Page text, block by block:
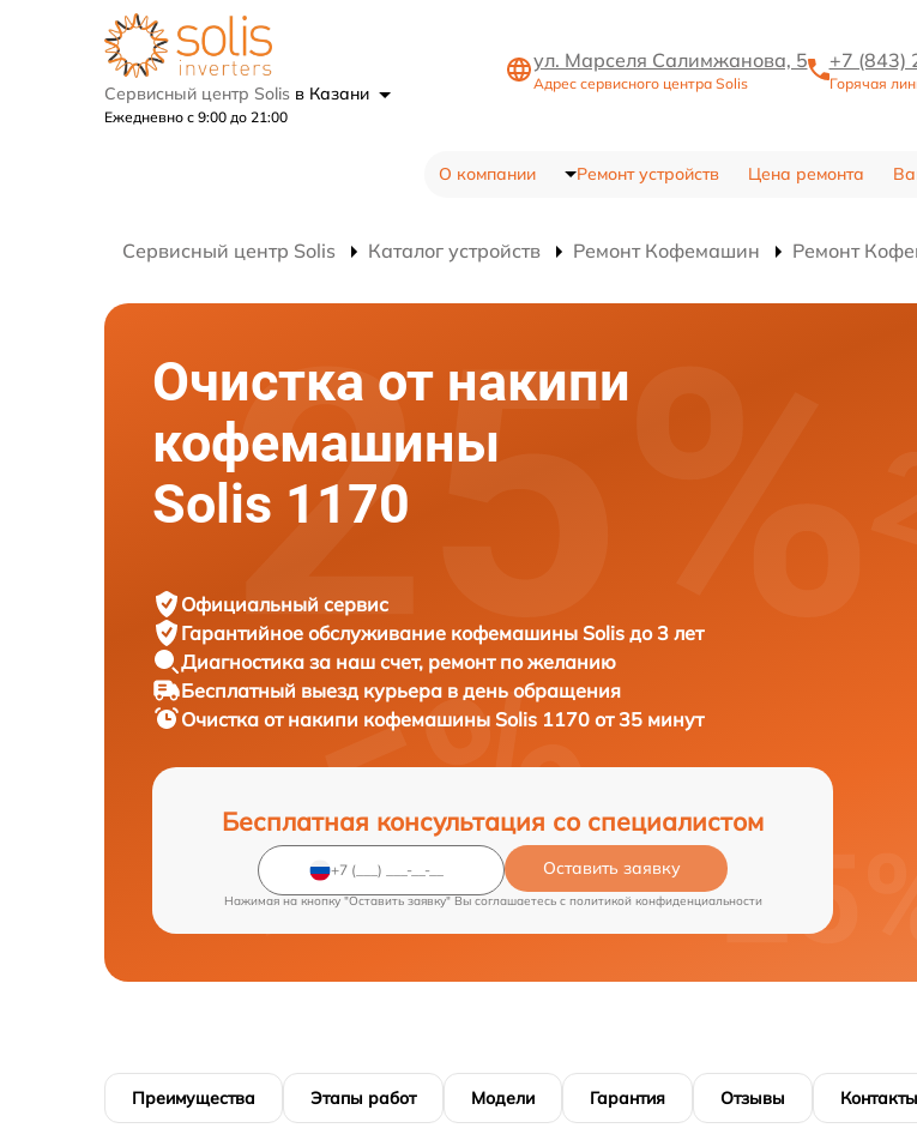
Сервисный центр Solis в Казани
Ежедневно с 9:00 до 21:00
ул. Марселя Салимжанова, 5
Адрес сервисного центра Solis
+7 (843)
Горячая
О компании Ремонт устройств Цена ремонта
Сервисный центр Solis Каталог устройств Ремонт Кофемашин Ремонт
Очистка от накипи
кофемашины
Solis 1170
Официальный сервис
Гарантийное обслуживание кофемашины Solis до 3 лет
Диагностика за наш счет, ремонт по желанию
Бесплатный выезд курьера в день обращения
Очистка от накипи кофемашины Solis 1170 от 35 минут
Бесплатная консультация со специалистом
Оставить заявку
Нажимая на кнопку "Оставить заявку" Вы соглашаетесь c политикой конфиденциальности
Преимущества Этапы работ Модели Гарантия Отзывы Контакты